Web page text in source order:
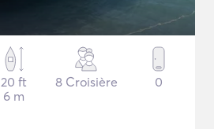
20 ft
6 m
8 Croisière 0